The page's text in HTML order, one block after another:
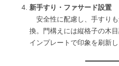
新手すり・ファサード設置
安全性に配慮し、手すり
換。門構えには縦格子の木
インプレートで印象を刷新し